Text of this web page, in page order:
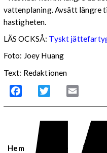
vattenplaning. Avsätt längre
hastigheten.
LÄS OCKSÅ: Tyskt
Foto: Joey Huang
Text: Redaktionen
Facebook Twitter
Hem